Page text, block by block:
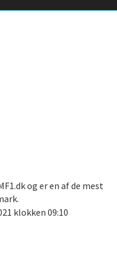
og er en af de mest
klokken 09:10